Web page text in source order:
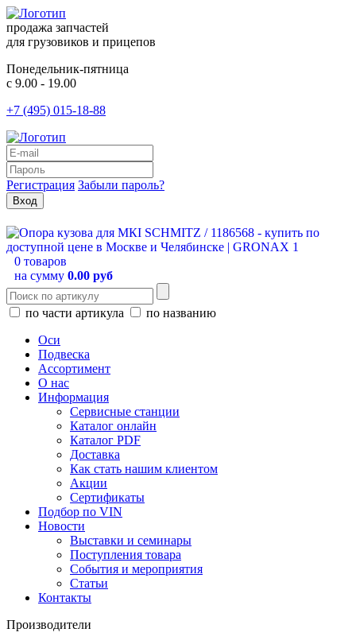
продажа запчастей
для грузовиков и прицепов
Понедельник-пятница
с 9.00 - 19.00
+7 (495) 015-18-88
Регистрация Забыли пароль?
0 товаров
на сумму 0.00 руб
по части артикула
по названию
Оси
Подвеска
Ассортимент
О нас
Информация
Сервисные станции
Каталог онлайн
Каталог PDF
Доставка
Как стать нашим клиентом
Акции
Сертификаты
Подбор по VIN
Новости
Выставки и семинары
Поступления товара
События и мероприятия
Статьи
Контакты
Производители